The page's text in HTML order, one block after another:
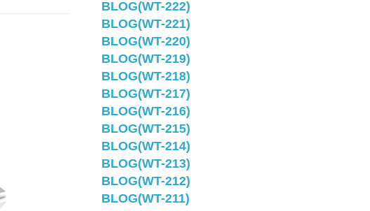
BLOG(WT-222)
BLOG(WT-221)
BLOG(WT-220)
BLOG(WT-219)
BLOG(WT-218)
BLOG(WT-217)
BLOG(WT-216)
BLOG(WT-215)
BLOG(WT-214)
BLOG(WT-213)
BLOG(WT-212)
BLOG(WT-211)